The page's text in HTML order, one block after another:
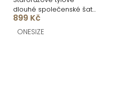
dlouhé společenské šaty
ASHER
899 Kč
ONESIZE